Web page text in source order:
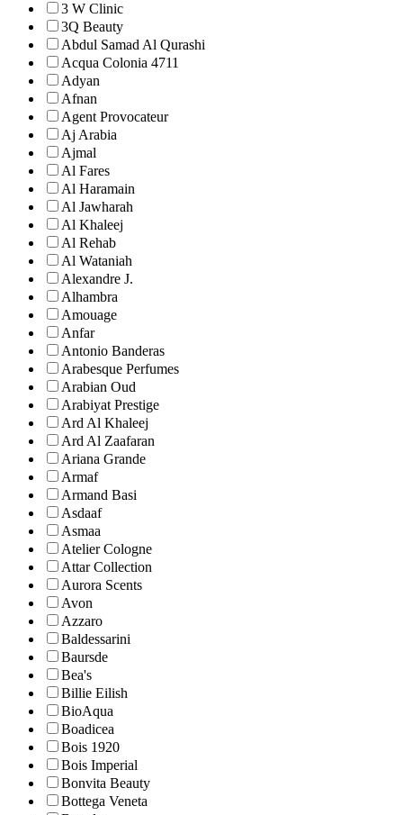
3 W Clinic
3Q Beauty
Abdul Samad Al Qurashi
Acqua Colonia 4711
Adyan
Afnan
Agent Provocateur
Aj Arabia
Ajmal
Al Fares
Al Haramain
Al Jawharah
Al Khaleej
Al Rehab
Al Wataniah
Alexandre J.
Alhambra
Amouage
Anfar
Antonio Banderas
Arabesque Perfumes
Arabian Oud
Arabiyat Prestige
Ard Al Khaleej
Ard Al Zaafaran
Ariana Grande
Armaf
Armand Basi
Asdaaf
Asmaa
Atelier Cologne
Attar Collection
Aurora Scents
Avon
Azzaro
Baldessarini
Baursde
Bea's
Billie Eilish
BioAqua
Boadicea
Bois 1920
Bois Imperial
Bonvita Beauty
Bottega Veneta